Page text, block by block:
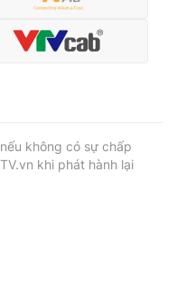
không có sự chấp
khi phát hành lại